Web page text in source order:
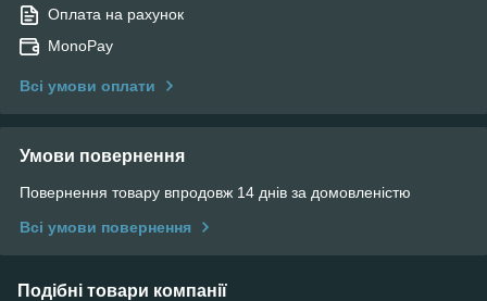
Оплата на рахунок
MonoPay
Всі умови оплати
Умови повернення
Повернення товару впродовж 14 днів за домовленістю
Всі умови повернення
Подібні товари компанії